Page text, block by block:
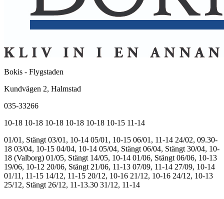
Bokis - Flygstaden
Kundvägen 2, Halmstad
035-33266
10-18 10-18 10-18 10-18 10-18 10-15 11-14
01/01, Stängt 03/01, 10-14 05/01, 10-15 06/01, 11-14 24/02, 09.30-
18 03/04, 10-15 04/04, 10-14 05/04, Stängt 06/04, Stängt 30/04, 10-
18 (Valborg) 01/05, Stängt 14/05, 10-14 01/06, Stängt 06/06, 10-13
19/06, 10-12 20/06, Stängt 21/06, 11-13 07/09, 11-14 27/09, 10-14
01/11, 11-15 14/12, 11-15 20/12, 10-16 21/12, 10-16 24/12, 10-13
25/12, Stängt 26/12, 11-13.30 31/12, 11-14